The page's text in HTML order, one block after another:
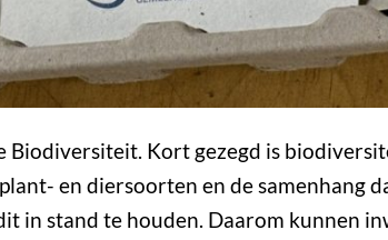
Biodiversiteit. Kort gezegd is
en diersoorten en de samenhang
in stand te houden. Daarom kunnen